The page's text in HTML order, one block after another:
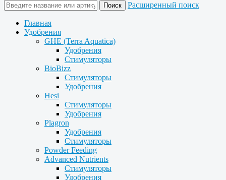
Расширенный поиск
Главная
Удобрения
GHE (Terra Aquatica)
Удобрения
Стимуляторы
BioBizz
Стимуляторы
Удобрения
Hesi
Стимуляторы
Удобрения
Plagron
Удобрения
Стимуляторы
Powder Feeding
Advanced Nutrients
Стимуляторы
Удобрения